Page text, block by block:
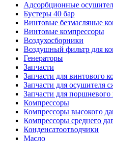
Адсорбционные
Бустеры 40 бар
Винтовые безмасляные
Винтовые компрессоры
Воздухосборники
Воздушный фильтр для
Генераторы
Запчасти
Запчасти для винтового
Запчасти для осушителя
Запчасти для поршневого
Компрессоры
Компрессоры высокого
Компрессоры среднего
Конденсатоотводчики
Масло